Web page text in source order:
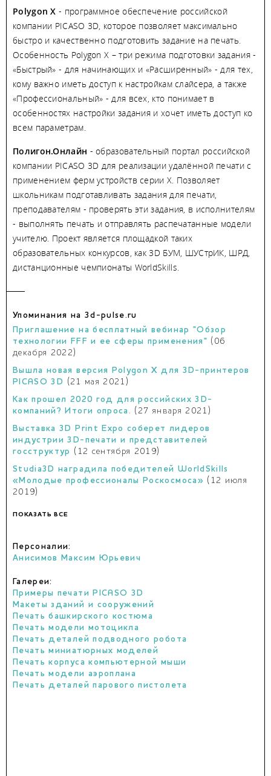
Polygon X - программное обеспечение российской
компании PICASO 3D, которое позволяет максимально
быстро и качественно подготовить задание на печать.
Особенность Polygon X – три режима подготовки задания -
«Быстрый» - для начинающих и «Расширенный» - для тех,
кому важно иметь доступ к настройкам слайсера, а также
«Профессиональный» - для всех, кто понимает в
особенностях настройки задания и хочет иметь доступ ко
всем параметрам.
Полигон.Онлайн - образовательный портал российской
компании PICASO 3D для реализации удалённой печати с
применением ферм устройств серии Х. Позволяет
школьникам подготавливать задания для печати,
преподавателям - проверять эти задания, в исполнителям
- выполнять печать и отправлять распечатанные модели
учителю. Проект является площадкой таких
образовательных конкурсов, как 3D БУМ, ШУСтрИК, ШРД,
дистанционные чемпионаты WorldSkills.
Упоминания на 3d-pulse.ru
Приглашение на бесплатный вебинар "Обзор
технологии FFF и ее сферы применения" (06
декабря 2022)
Вышла новая версия Polygon X для 3D-принтеров
PICASO 3D
(21 мая 2021)
Как прошел 2020 год для российских 3D-
компаний? Итоги опроса. (27 января 2021)
Выставка 3D Print Expo соберет лидеров
индустрии 3D-печати и представителей
госструктур (12 сентября 2019)
Studia3D наградила победителей WorldSkills
«Молодые профессионалы Роскосмоса» (12 июля
2019)
ПОКАЗАТЬ ВСЕ
Персоналии:
Анисимов Максим Юрьевич
Галереи:
Примеры печати PICASO 3D
Макеты зданий и сооружений
Печать башкирского костюма
Печать модели мотоцикла
Печать деталей подводного робота
Печать миниатюрных моделей
Печать корпуса компьютерной мыши
Печать модели аэроплана
Печать деталей парового пистолета